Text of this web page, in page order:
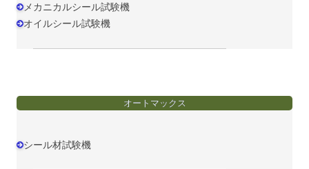
メカニカルシール試験機
オイルシール試験機
オートマックス
シール材試験機